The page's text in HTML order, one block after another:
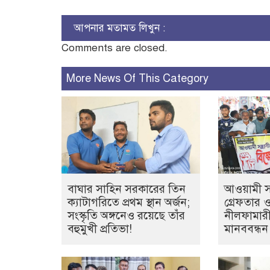
আপনার মতামত লিখুন :
Comments are closed.
More News Of This Category
বাঘার সাহিন সরকারের তিন
ক্যাটাগরিতে প্রথম স্থান অর্জন;
সংস্কৃতি অঙ্গনেও রয়েছে তাঁর
বহুমুখী প্রতিভা!
আওয়ামী
গ্রেফতার
মানববন্ধন